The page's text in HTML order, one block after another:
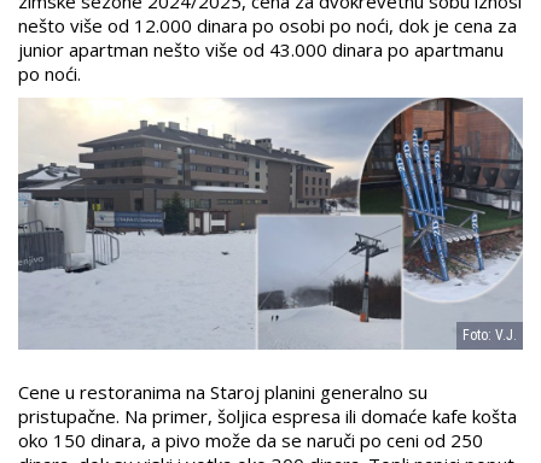
nešto više od 12.000 dinara po osobi po noći, dok je cena za
junior apartman nešto više od 43.000 dinara po apartmanu
po noći.
Foto: V.J.
Cene u restoranima na Staroj planini generalno su
pristupačne. Na primer, šoljica espresa ili domaće kafe košta
oko 150 dinara, a pivo može da se naruči po ceni od 250